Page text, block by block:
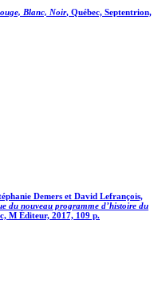
Blanc, Noir, Québec, Septentrion,
Demers et David Lefrançois,
du nouveau programme d’histoire du
M Éditeur, 2017, 109 p.